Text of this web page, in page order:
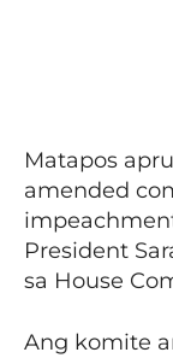
Matapos
amended
President
sa House
Ang komite